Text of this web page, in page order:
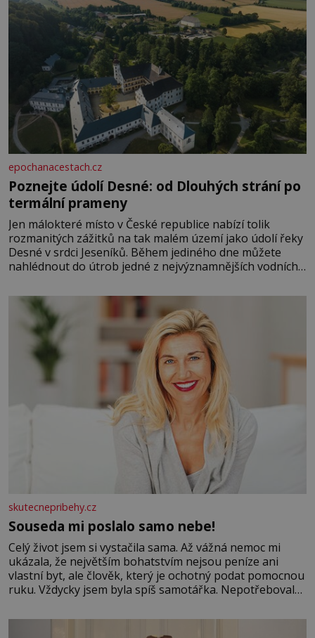
epochanacestach.cz
Poznejte údolí Desné: od Dlouhých strání po
termální prameny
Jen málokteré místo v České republice nabízí tolik
rozmanitých zážitků na tak malém území jako údolí řeky
Desné v srdci Jeseníků. Během jediného dne můžete
nahlédnout do útrob jedné z nejvýznamnějších vodních
se na koloběžce a den zakončit poznáváním památek ve
Velkých Losinách nebo v termálním
skutecnepribehy.cz
Souseda mi poslalo samo nebe!
Celý život jsem si vystačila sama. Až vážná nemoc mi
ukázala, že největším bohatstvím nejsou peníze ani
vlastní byt, ale člověk, který je ochotný podat pomocnou
ruku. Vždycky jsem byla spíš samotářka. Nepotřebovala
mi knihy, práce a hlavně klid. Hned po studiích jsem